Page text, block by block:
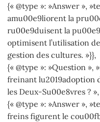
{« @type »: »Answer »,
amu00e9liorent la
ru00e9duisent la
optimisent l’utilisation
gestion des cultures. »}},
{« @type »: »Question »,
freinant lu2019adoption
les Deux-Su00e8vres ?
{« @type »: »Answer »,
freins figurent le